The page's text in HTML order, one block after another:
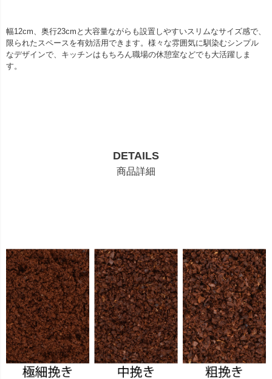
幅12cm、奥行23cmと大容量ながらも設置しやすいスリムなサイズ感で、
限られたスペースを有効活用できます。様々な雰囲気に馴染むシンプル
なデザインで、キッチンはもちろん職場の休憩室などでも大活躍しま
す。
DETAILS
商品詳細